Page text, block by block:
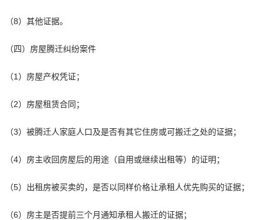
（8）其他证据。
（四）房屋腾迁纠纷案件
（1）房屋产权凭证；
（2）房屋租赁合同；
（3）被腾迁人家庭人口及是否有其它住房或可搬迁之处的证据；
（4）房主收回房屋后的用途（自用或继续出租等）的证明；
（5）出租房被买卖的，是否以同样价格让承租人优先购买的证据；
（6）房主是否提前三个月通知承租人搬迁的证据；